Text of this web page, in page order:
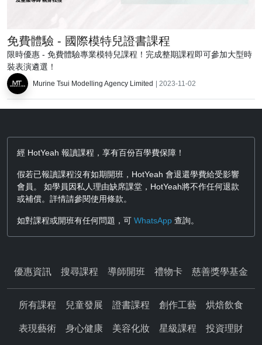
免費體驗 - 國際模特兒證書課程
限時優惠 - 免費體驗專業模特兒課程！完成整期課程即可參加大型時
裝表演遴選！
Murine Tsui Modelling Agency Limited | 2023-11-02
經 HotYeah 報讀課程，享有百份百學費保障！
假若已報讀課程沒有如期開班，HotYeah 會退還學費給受影響
會員。 如學員因私人理由缺席課堂，HotYeah將不作任何退款
或補償。詳情請參閱使用條款。
如對課程或開班有任何問題，可 WhatsApp 查詢。
優惠資訊 搜尋課程 導師開班 禮物卡 慈善獎學基金
所有課程 兒童發展 證書課程 創作工藝 烘焙飲食
表現藝術 身心健康 美容化妝 星級課程 投資理財